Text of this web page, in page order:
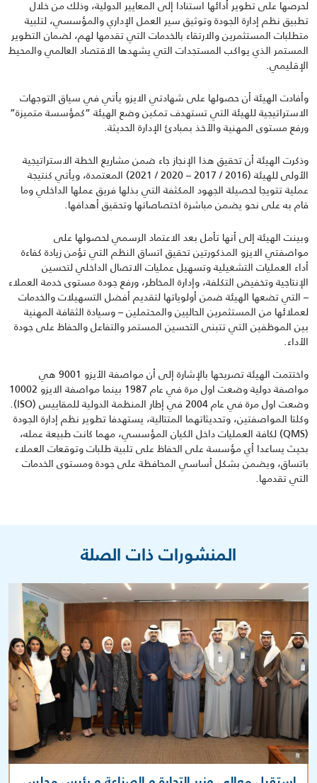
لحرصها على تطوير أدائها استنادا إلى المعايير الدولية، وذلك من خلال
تطبيق نظم إدارة الجودة وتوثيق سير العمل الإداري والمؤسسي، لتلبية
متطلبات المستثمرين والارتقاء بالخدمات التي تقدمها لهم، لضمان التطوير
المستمر الذي يواكب المستجدات التي يشهدها الاقتصاد العالمي والمحيط
الإقليمي.
وأفادت الهيئة أن حصولها على شهادتي الايزو يأتي في سياق التوجهات
الاستراتيجية للهيئة التي تستهدف تمكين وضع الهيئة “كمؤسسة متميزة”
ورفع مستوى المهنية والأخذ بمبادئ الإدارة الحديثة.
وذكرت الهيئة أن تحقيق هذا الإنجاز جاء ضمن مشاريع الخطة الاستراتيجية
الأولى للهيئة (2016 / 2017 – 2020 / 2021) المعتمدة، ويأتي كنتيجة
عملية تتويجا لحصيلة الجهود المكثفة التي بذلها فريق عملها الداخلي وما
قام به على نحو يضمن مباشرة اختصاصاتها وتحقيق أهدافها.
وبينت الهيئة إلى أنها تأمل بعد الاعتماد الرسمي لحصولها على
مواصفتي الايزو المذكورتين تحقيق اتساق النظم التي تؤمن زيادة كفاءة
أداء العمليات التشغيلية وتسهيل عمليات الاتصال الداخلي لتحسين
الإنتاجية وتخفيض التكلفة، وإدارة المخاطر، ورفع جودة مستوى خدمة العملاء
– التي تضعها الهيئة ضمن أولوياتها لتقديم أفضل التسهيلات والخدمات
لعملائها من المستثمرين الحاليين والمحتملين – وسيادة الثقافة المهنية
بين الموظفين التي تتبنى التحسين المستمر والتفاعل والحفاظ على جودة
الأداء.
واختتمت الهيئة تصريحها بالإشارة إلى أن مواصفة الأيزو 9001 هي
مواصفة دولية وضعت اول مرة في عام 1987 بينما مواصفة الايزو 10002
وضعت اول مرة في عام 2004 في إطار المنظمة الدولية للمقاييس (ISO).
وكلتا المواصفتين، وتحديثاتهما المتتالية، يستهدفا تطوير نظم إدارة الجودة
(QMS) لكافة العمليات داخل الكيان المؤسسي، مهما كانت طبيعة عمله،
بحيث يساعدا أي مؤسسة على الحفاظ على تلبية طلبات وتوقعات العملاء
باتساق، ويضمن بشكل أساسي المحافظة على جودة ومستوى الخدمات
التي تقدمها.
المنشورات ذات الصلة